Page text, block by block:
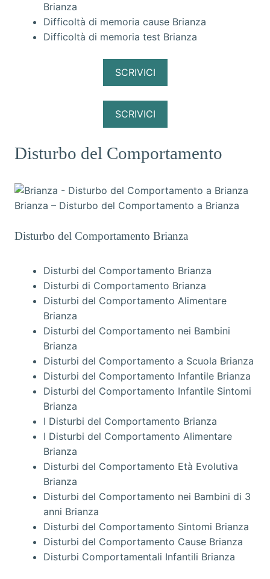
Brianza
Difficoltà di memoria cause Brianza
Difficoltà di memoria test Brianza
SCRIVICI
SCRIVICI
Disturbo del Comportamento
Brianza – Disturbo del Comportamento a Brianza
Disturbo del Comportamento Brianza
Disturbi del Comportamento Brianza
Disturbi di Comportamento Brianza
Disturbi del Comportamento Alimentare
Brianza
Disturbi del Comportamento nei Bambini
Brianza
Disturbi del Comportamento a Scuola Brianza
Disturbi del Comportamento Infantile Brianza
Disturbi del Comportamento Infantile Sintomi
Brianza
I Disturbi del Comportamento Brianza
I Disturbi del Comportamento Alimentare
Brianza
Disturbi del Comportamento Età Evolutiva
Brianza
Disturbi del Comportamento nei Bambini di 3
anni Brianza
Disturbi del Comportamento Sintomi Brianza
Disturbi del Comportamento Cause Brianza
Disturbi Comportamentali Infantili Brianza